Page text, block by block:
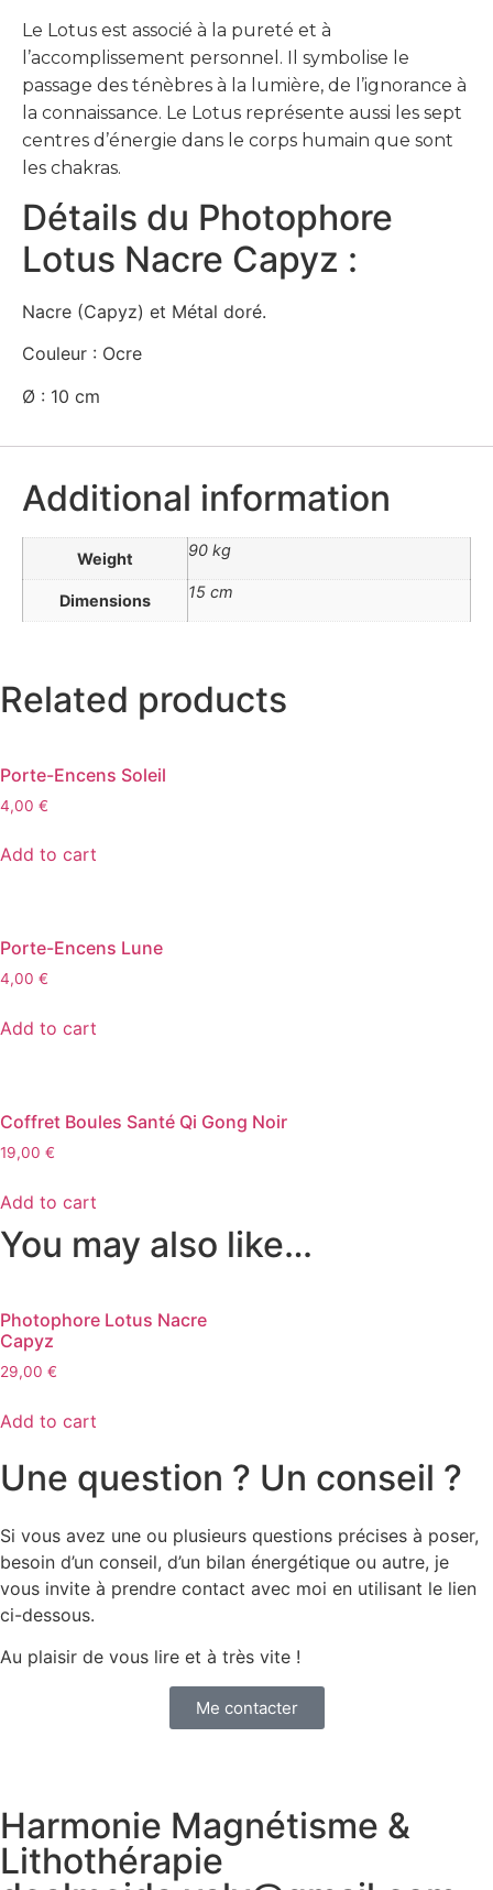
Le Lotus est associé à la pureté et à
l’accomplissement personnel. Il symbolise le
passage des ténèbres à la lumière, de l’ignorance à
la connaissance. Le Lotus représente aussi les sept
centres d’énergie dans le corps humain que sont
les chakras.
Détails du Photophore
Lotus Nacre Capyz :
Nacre (Capyz) et Métal doré.
Couleur : Ocre
Ø : 10 cm
Additional information
Weight 90 kg
Dimensions 15 cm
Related products
Porte-Encens Soleil
4,00 €
Add to cart
Porte-Encens Lune
4,00 €
Add to cart
Coffret Boules Santé Qi Gong Noir
19,00 €
Add to cart
You may also like…
Photophore Lotus Nacre
Capyz
29,00 €
Add to cart
Une question ? Un conseil ?
Si vous avez une ou plusieurs questions précises à poser,
besoin d’un conseil, d’un bilan énergétique ou autre, je
vous invite à prendre contact avec moi en utilisant le lien
ci-dessous.
Au plaisir de vous lire et à très vite !
Me contacter
Harmonie Magnétisme &
Lithothérapie